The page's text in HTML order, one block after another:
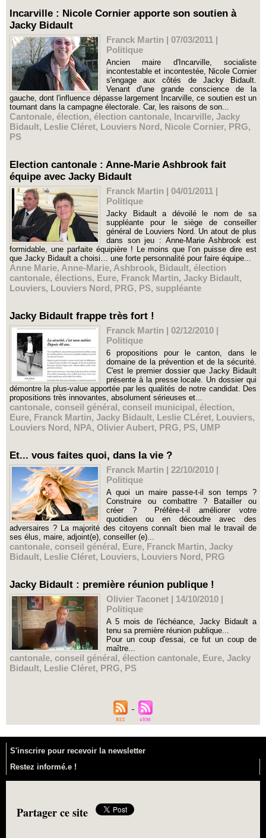
Incarville : Nicole Cornier apporte son soutien à
Jacky Bidault
Franck Martin | 07/03/2011 |
Politique
Ancien maire d'Incarville, socialiste
incontestable et incontestée, Nicole Cornier
s'engage aux côtés de Jacky Bidault.
Venant d'une grande conscience de la
gauche, dont l'influence dépasse largement Incarville, ce soutien est un
tournant dans la campagne électorale. Car, les raisons de son...
Cantonale, élection, élection cantonale, Incarville, Jacky
Bidault, Leslie Cléret, Louviers Nord, Nicole Cornier, PRG,
PS
Election cantonale : Anne-Marie Ashbrook fait
équipe avec Jacky Bidault
Franck Martin | 04/01/2011 |
Politique
Jacky Bidault a dévoilé le nom de sa
suppléante pour le siège de conseiller
général de Louviers Nord. Un atout de plus
dans son jeu : Anne-Marie Ashbrook est
formidable, une parfaite équipière ! Le moins que l’on puisse dire est
que Jacky Bidault a choisi… une forte personnalité pour faire équipe...
Anne Marie, Anne-Marie, Ashbrook, Bidault, élection
cantonale, élections, Eure, Franck Martin, Jacky Bidault,
Louviers, Louviers Nord, PRG, PS, suppléante
Jacky Bidault frappe très fort !
Franck Martin | 02/12/2010 |
Politique
6 propositions pour le canton, dans le
domaine de la prévention et de la sécurité.
C'est le premier dossier que Jacky Bidault
présente à la presse locale. Un dossier qui
démontre la plus-value apportée par les qualités de notre candidat. Des
propositions très innovantes, absolument sérieuses et...
cantonale, conseil général, conseil municipal, élection,
Eure, Franck Martin, Jacky Bidault, Leslie CLéret, Louviers,
Louviers Nord, NPA, Olivier Aubert, PRG, PS, UMP
Et... vous faites quoi, dans la vie ?
Franck Martin | 22/10/2010 |
Politique
A quoi un maire passe-t-il son temps ?
Construire ou combattre ? Batailler ou
créer ? Préfère-t-il améliorer votre
quotidien ou en découdre avec des
adversaires ? La majorité des citoyens connaît bien mal le travail de
ses élus, maire, adjoint(e), conseiller (e)...
cantonale, conseil général, Eure, Franck Martin, Jacky
Bidault, Leslie Cléret, Louviers, Louviers Nord, PRG
Jacky Bidault : première réunion publique !
Olivier Taconet | 14/10/2010 |
Politique
A 5 mois de l'échéance, Jacky Bidault a
tenu sa première réunion publique...
Pour un coup d'essai, ce fut un coup de
maître...
cantonale, conseil général, élection cantonale, Eure, Jacky
Bidault, Leslie Cléret, PRG, PS
S'inscrire pour recevoir la newsletter
Restez informé.e !
Partager ce site